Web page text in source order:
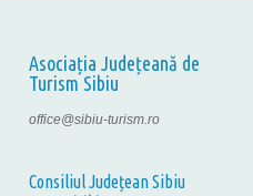
Asociația Județeană de
Turism Sibiu
office@sibiu-turism.ro
Consiliul Județean Sibiu